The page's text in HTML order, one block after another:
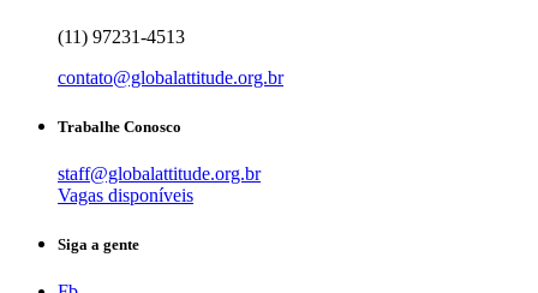
(11) 97231-4513
contato@globalattitude.org.br
Trabalhe Conosco
staff@globalattitude.org.br
Vagas disponíveis
Siga a gente